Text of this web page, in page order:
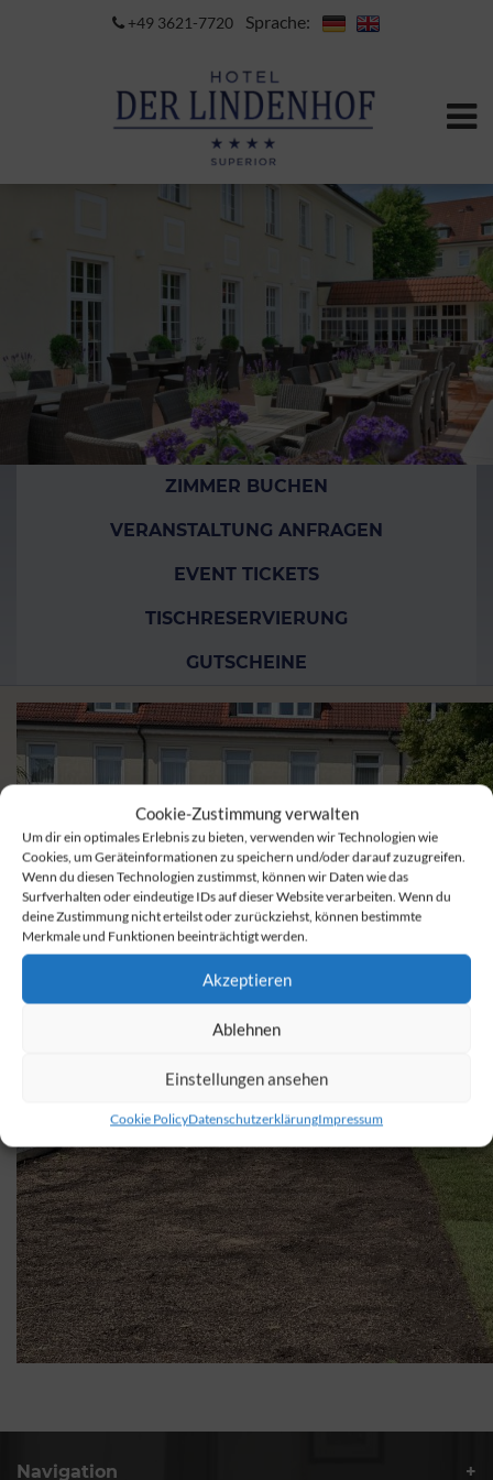
Cookie-Zustimmung verwalten
Um dir ein optimales Erlebnis zu bieten, verwenden wir Technologien wie
Cookies, um Geräteinformationen zu speichern und/oder darauf zuzugreifen.
Wenn du diesen Technologien zustimmst, können wir Daten wie das
Surfverhalten oder eindeutige IDs auf dieser Website verarbeiten. Wenn du
deine Zustimmung nicht erteilst oder zurückziehst, können bestimmte
Merkmale und Funktionen beeinträchtigt werden.
Akzeptieren
Ablehnen
Einstellungen ansehen
Cookie PolicyDatenschutzerklärungImpressum
+49 3621-7720 Sprache:
ZIMMER BUCHEN
VERANSTALTUNG ANFRAGEN
EVENT TICKETS
TISCHRESERVIERUNG
GUTSCHEINE
Navigation